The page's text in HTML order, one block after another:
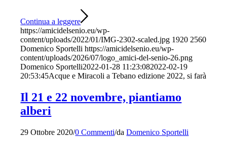
Continua a leggere
https://amicidelsenio.eu/wp-
content/uploads/2022/01/IMG-2302-scaled.jpg 1920 2560
Domenico Sportelli https://amicidelsenio.eu/wp-
content/uploads/2026/07/logo_amici-del-senio-26.png
Domenico Sportelli2022-01-28 11:23:082022-02-19
20:53:45Acque e Miracoli a Tebano edizione 2022, si farà
Il 21 e 22 novembre, piantiamo
alberi
29 Ottobre 2020/0 Commenti/daDomenico Sportelli